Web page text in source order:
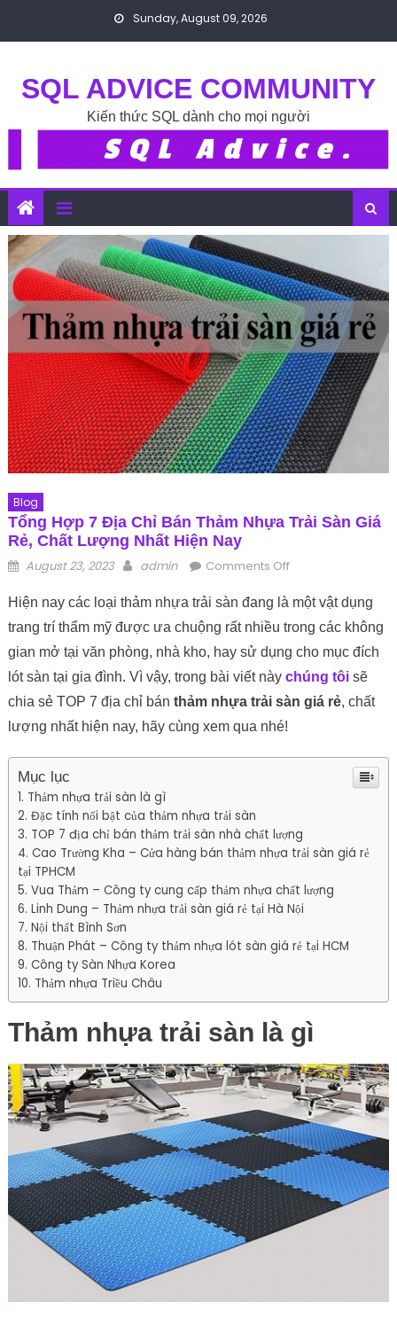
Sunday, August 09, 2026
SQL ADVICE COMMUNITY
Kiến thức SQL dành cho mọi người
Blog
Tổng Hợp 7 Địa Chỉ Bán Thảm Nhựa Trải Sàn Giá
Rẻ, Chất Lượng Nhất Hiện Nay
Posted on
August 23, 2023 Author
admin Comments Offon Tổng hợp 7 địa
trải sàn giá rẻ, chất
lượng nhất hiện nay
Hiện nay các loại thảm nhựa trải sàn đang là một vật dụng
trang trí thẩm mỹ được ưa chuộng rất nhiều trong các không
gian mở tại văn phòng, nhà kho, hay sử dụng cho mục đích
lót sàn tại gia đình. Vì vậy, trong bài viết này chúng tôisẽ
chia sẻ TOP 7 địa chỉ bán thảm nhựa trải sàn giá rẻ, chất
lượng nhất hiện nay, hãy cùng xem qua nhé!
Mục lục
Thảm nhựa trải sàn là gì
Đặc tính nổi bật của thảm nhựa trải sàn
TOP 7 địa chỉ bán thảm trải sàn nhà chất lượng
Cao Trường Kha – Cửa hàng bán thảm nhựa trải sàn giá rẻ
tại TPHCM
Vua Thảm – Công ty cung cấp thảm nhựa chất lượng
Linh Dung – Thảm nhựa trải sàn giá rẻ tại Hà Nội
Nội thất Bình Sơn
Thuận Phát – Công ty thảm nhựa lót sàn giá rẻ tại HCM
Công ty Sàn Nhựa Korea
Thảm nhựa Triều Châu
Thảm nhựa trải sàn là gì